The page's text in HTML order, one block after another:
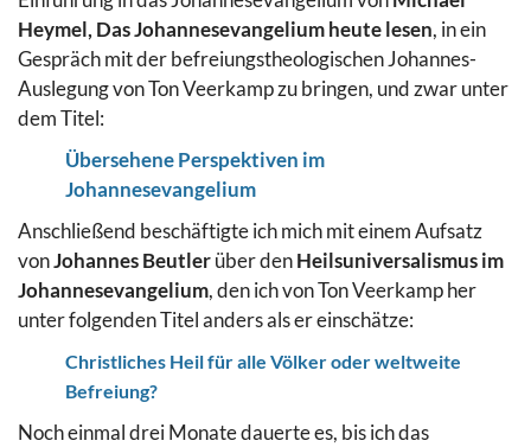
Heymel, Das Johannesevangelium heute lesen, in ein
Gespräch mit der befreiungstheologischen Johannes-
Auslegung von Ton Veerkamp zu bringen, und zwar unter
dem Titel:
Übersehene Perspektiven im
Johannesevangelium
Anschließend beschäftigte ich mich mit einem Aufsatz
vonJohannes Beutlerüber denHeilsuniversalismus im
Johannesevangelium, den ich von Ton Veerkamp her
unter folgenden Titel anders als er einschätze:
Christliches Heil für alle Völker oder weltweite
Befreiung?
Noch einmal drei Monate dauerte es, bis ich das